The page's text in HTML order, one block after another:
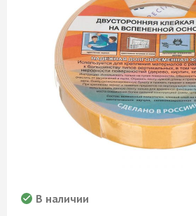
В наличии